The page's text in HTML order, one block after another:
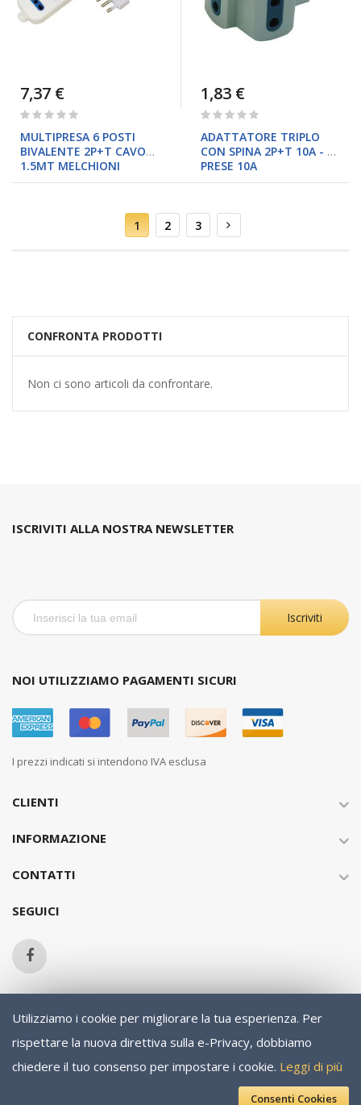
Utilizziamo i cookie per migliorare la tua esperienza. Per
rispettare la nuova direttiva sulla e-Privacy, dobbiamo
chiedere il tuo consenso per impostare i cookie. Leggi di più
Consenti Cookies
7,37 €
Rating:
MULTIPRESA 6 POSTI
BIVALENTE 2P+T CAVO
1.5MT MELCHIONI
1,83 €
Rating:
ADATTATORE TRIPLO
CON SPINA 2P+T 10A - 3
PRESE 10A
Pagina
Attualmente
stai
leggendo
1 Pagina
2 Pagina
3 Pagina
Successivo
CONFRONTA PRODOTTI
Non ci sono articoli da confrontare.
ISCRIVITI ALLA NOSTRA NEWSLETTER
Iscriviti
NOI UTILIZZIAMO PAGAMENTI SICURI
I prezzi indicati si intendono IVA esclusa
CLIENTI
INFORMAZIONE
CONTATTI
SEGUICI